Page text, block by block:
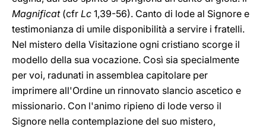
Magnificat(cfr Lc 1,39-56). Canto di lode al Signore e
testimonianza di umile disponibilità a servire i fratelli.
Nel mistero della Visitazione ogni cristiano scorge il
modello della sua vocazione. Così sia specialmente
per voi, radunati in assemblea capitolare per
imprimere all'Ordine un rinnovato slancio ascetico e
missionario. Con l'animo ripieno di lode verso il
Signore nella contemplazione del suo mistero,